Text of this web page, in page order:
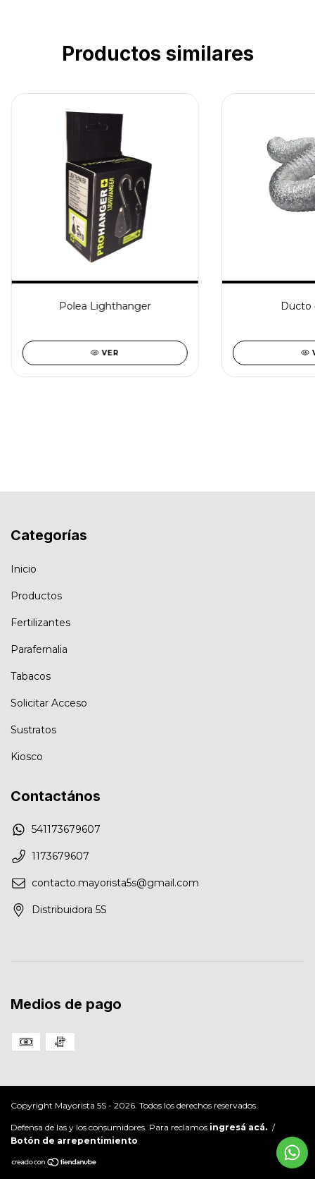
Productos similares
Polea Lighthanger
VER
Ducto
Categorías
Inicio
Productos
Fertilizantes
Parafernalia
Tabacos
Solicitar Acceso
Sustratos
Kiosco
Contactános
541173679607
1173679607
contacto.mayorista5s@gmail.com
Distribuidora 5S
Medios de pago
Copyright Mayorista 5S - 2026. Todos los derechos reservados.
Defensa de las y los consumidores. Para reclamos ingresá acá. /
Botón de arrepentimiento